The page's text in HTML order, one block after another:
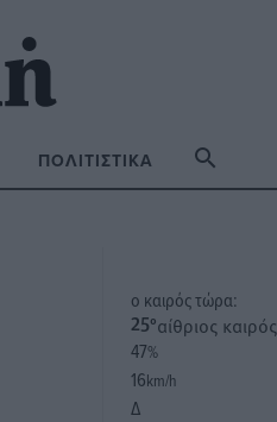
ΠΟΛΙΤΙΣΤΙΚΆ
o καιρός τώρα:
25°αίθριος καιρός
47%
16km/h
Δ